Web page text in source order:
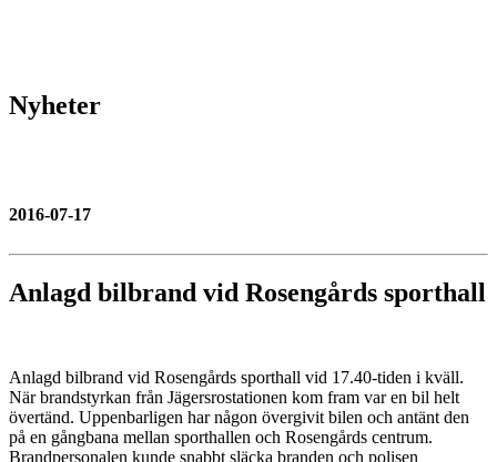
Nyheter
2016-07-17
Anlagd bilbrand vid Rosengårds sporthall
Anlagd bilbrand vid Rosengårds sporthall vid 17.40-tiden i kväll.
När brandstyrkan från Jägersrostationen kom fram var en bil helt
övertänd. Uppenbarligen har någon övergivit bilen och antänt den
på en gångbana mellan sporthallen och Rosengårds centrum.
Brandpersonalen kunde snabbt släcka branden och polisen